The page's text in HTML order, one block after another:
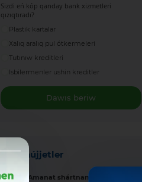
Sizdi eń kóp qanday bank xizmetleri
qızıqtıradı?
Plastik kartalar
Xalıq aralıq pul ótkermeleri
Tutınıw kreditleri
Isbilermenler ushin kreditler
Dawıs beriw
Jańa hújjetler
Amanat shártnaması úlgisi